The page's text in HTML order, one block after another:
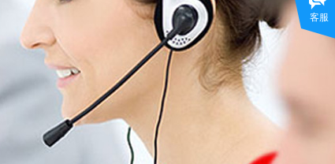
客服